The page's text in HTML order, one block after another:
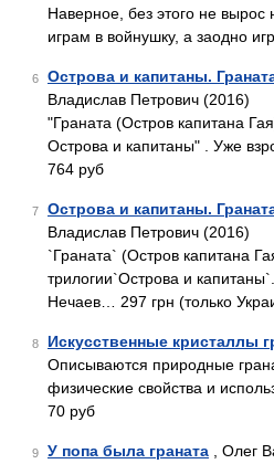
Наверное, без этого не
играм в войнушку, а заодно
6 Острова и капитаны.
Владислав Петрович (2016)
"Граната (Остров капитана
Острова и капитаны" . Уже
764 руб
7 Острова и капитаны.
Владислав Петрович (2016)
`Граната` (Остров капитана
трилогии`Острова и
Нечаев… 297 грн (только
8 Искусственные кристаллы
Описываются природные
физические свойства и
70 руб
9 У попа была граната , Олег